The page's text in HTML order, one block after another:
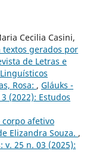
Cecilia Casini,
textos gerados por
de Letras e
Rosa: , Gláuks -
(2022): Estudos
corpo afetivo
Elizandra Souza. ,
v. 25 n. 03 (2025):